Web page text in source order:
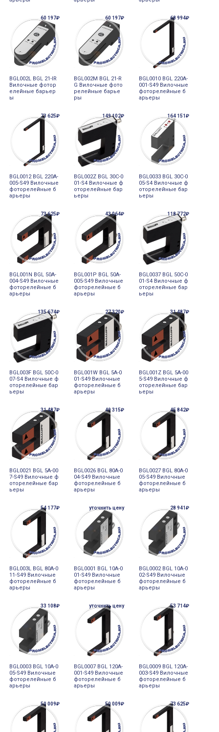
60 197₽
BGL002L BGL 21-IR
Вилочные фотор
елейные барьер
ы
60 197₽
BGL002M BGL 21-R
G Вилочные фото
релейные барье
ры
68 994₽
BGL0010 BGL 220A-
001-S49 Вилочные
фоторелейные б
арьеры
73 625₽
BGL0012 BGL 220A-
005-S49 Вилочные
фоторелейные б
арьеры
149 102₽
BGL002Z BGL 30C-0
01-S4 Вилочные ф
оторелейные бар
ьеры
164 151₽
BGL0033 BGL 30C-0
05-S4 Вилочные ф
оторелейные бар
ьеры
73 625₽
BGL001N BGL 50A-
004-S49 Вилочные
фоторелейные б
арьеры
43 064₽
BGL001P BGL 50A-
005-S49 Вилочные
фоторелейные б
арьеры
118 772₽
BGL0037 BGL 50C-0
01-S4 Вилочные ф
оторелейные бар
ьеры
135 674₽
BGL003F BGL 50C-0
07-S4 Вилочные ф
оторелейные бар
ьеры
27 320₽
BGL001W BGL 5A-0
01-S49 Вилочные
фоторелейные б
арьеры
31 487₽
BGL001Z BGL 5A-00
5-S49 Вилочные ф
оторелейные бар
ьеры
31 487₽
BGL0021 BGL 5A-00
7-S49 Вилочные ф
оторелейные бар
ьеры
49 315₽
BGL0026 BGL 80A-0
04-S49 Вилочные
фоторелейные б
арьеры
45 842₽
BGL0027 BGL 80A-0
05-S49 Вилочные
фоторелейные б
арьеры
54 177₽
BGL003L BGL 80A-0
11-S49 Вилочные
фоторелейные б
арьеры
уточнить цену
BGL0001 BGL 10A-0
01-S49 Вилочные
фоторелейные б
арьеры
28 941₽
BGL0002 BGL 10A-0
02-S49 Вилочные
фоторелейные б
арьеры
33 108₽
BGL0003 BGL 10A-0
05-S49 Вилочные
фоторелейные б
арьеры
уточнить цену
BGL0007 BGL 120A-
001-S49 Вилочные
фоторелейные б
арьеры
53 714₽
BGL0009 BGL 120A-
003-S49 Вилочные
фоторелейные б
арьеры
50 009₽ 50 009₽ 73 625₽